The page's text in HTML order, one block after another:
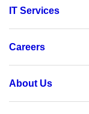
IT Services
Careers
About Us